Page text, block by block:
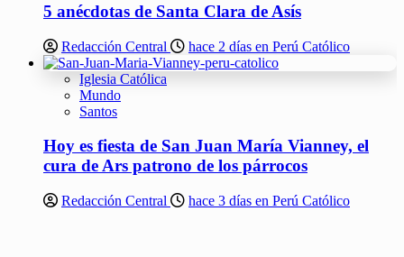
5 anécdotas de Santa Clara de Asís
Redacción Central hace 2 días en Perú Católico
Iglesia Católica
Mundo
Santos
Hoy es fiesta de San Juan María Vianney, el
cura de Ars patrono de los párrocos
Redacción Central hace 3 días en Perú Católico